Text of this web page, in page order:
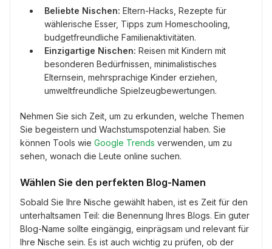
Beliebte Nischen: Eltern-Hacks, Rezepte für
wählerische Esser, Tipps zum Homeschooling,
budgetfreundliche Familienaktivitäten.
Einzigartige Nischen: Reisen mit Kindern mit
besonderen Bedürfnissen, minimalistisches
Elternsein, mehrsprachige Kinder erziehen,
umweltfreundliche Spielzeugbewertungen.
Nehmen Sie sich Zeit, um zu erkunden, welche Themen
Sie begeistern und Wachstumspotenzial haben. Sie
können Tools wie Google Trends verwenden, um zu
sehen, wonach die Leute online suchen.
Wählen Sie den perfekten Blog-Namen
Sobald Sie Ihre Nische gewählt haben, ist es Zeit für den
unterhaltsamen Teil: die Benennung Ihres Blogs. Ein guter
Blog-Name sollte eingängig, einprägsam und relevant für
Ihre Nische sein. Es ist auch wichtig zu prüfen, ob der